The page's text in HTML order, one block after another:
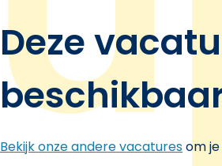
Deze
Bekijk onze andere vacaturesom